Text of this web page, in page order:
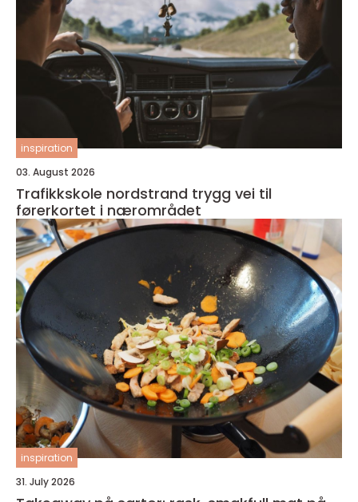
inspiration
03. August 2026
Trafikkskole nordstrand trygg vei til
førerkortet i nærområdet
inspiration
31. July 2026